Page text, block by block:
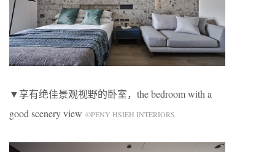
▼享有绝佳景观视野的卧室，the bedroom with a
good scenery view ©PENY HSIEH INTERIORS